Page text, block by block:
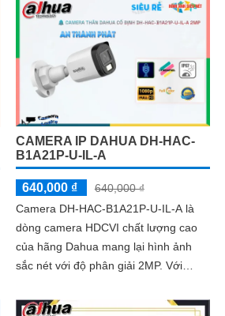
CAMERA IP DAHUA DH-HAC-
B1A21P-U-IL-A
640,000 ₫
640,000 ₫
Camera DH-HAC-B1A21P-U-IL-A là
dòng camera HDCVI chất lượng cao
của hãng Dahua mang lại hình ảnh
sắc nét với độ phân giải 2MP. Với
thông minh camera có khả năng